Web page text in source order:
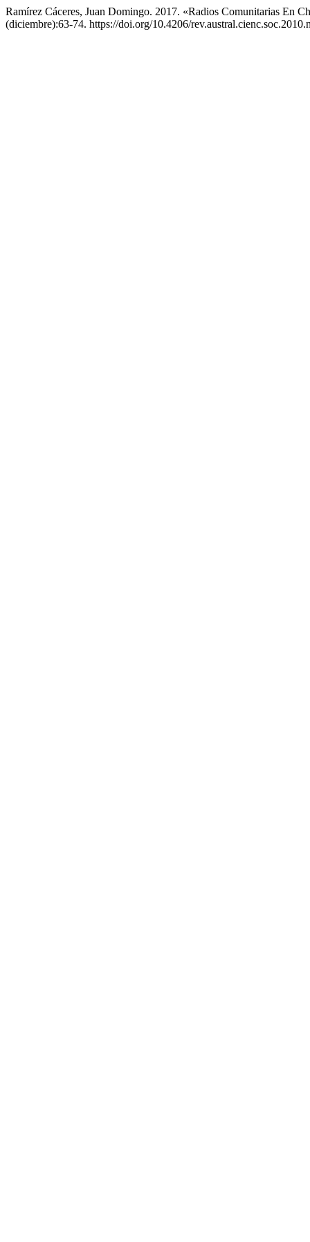
Ramírez Cáceres, Juan Domingo. 2017. «Radios Comunitarias En
(diciembre):63-74. https://doi.org/10.4206/